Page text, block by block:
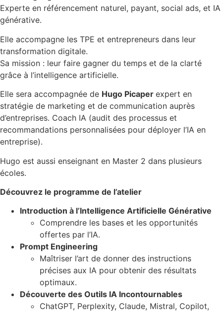
Experte en référencement naturel, payant, social ads, et IA
générative.
Elle accompagne les TPE et entrepreneurs dans leur
transformation digitale.
Sa mission : leur faire gagner du temps et de la clarté
grâce à l’intelligence artificielle.
Elle sera accompagnée de Hugo Picaper expert en
stratégie de marketing et de communication auprès
d’entreprises. Coach IA (audit des processus et
recommandations personnalisées pour déployer l’IA en
entreprise).
Hugo est aussi enseignant en Master 2 dans plusieurs
écoles.
Découvrez le programme de l’atelier
Introduction à l’Intelligence Artificielle Générative
Comprendre les bases et les opportunités
offertes par l’IA.
Prompt Engineering
Maîtriser l’art de donner des instructions
précises aux IA pour obtenir des résultats
optimaux.
Découverte des Outils IA Incontournables
ChatGPT, Perplexity, Claude, Mistral, Copilot,